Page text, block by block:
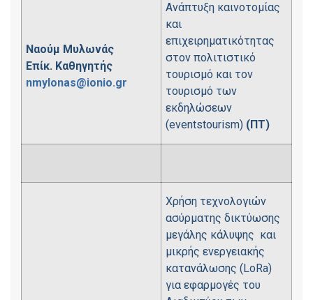
Ναούμ Μυλωνάς
Επίκ. Καθηγητής
nmylonas@ionio.gr
Ανάπτυξη καινοτομίας
και
επιχειρηματικότητας
στον πολιτιστικό
τουρισμό και τον
τουρισμό των
εκδηλώσεων
(eventstourism) (ΠΤ)
Χρήση τεχνολογιών
ασύρματης δικτύωσης
μεγάλης κάλυψης και
μικρής ενεργειακής
κατανάλωσης (LoRa)
για εφαρμογές του